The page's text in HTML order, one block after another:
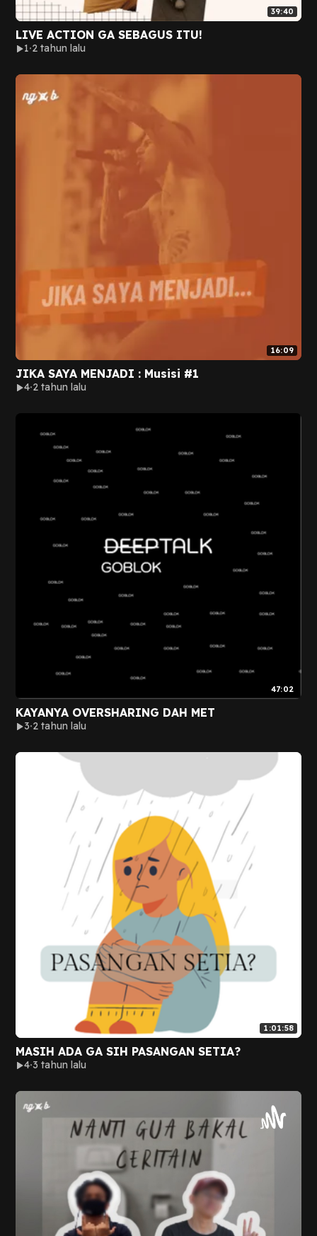
39:40
LIVE ACTION GA SEBAGUS ITU!
1 2 tahun lalu
16:09
JIKA SAYA MENJADI : Musisi #1
4 2 tahun lalu
47:02
KAYANYA OVERSHARING DAH MET
3 2 tahun lalu
1:01:58
MASIH ADA GA SIH PASANGAN SETIA?
4 3 tahun lalu